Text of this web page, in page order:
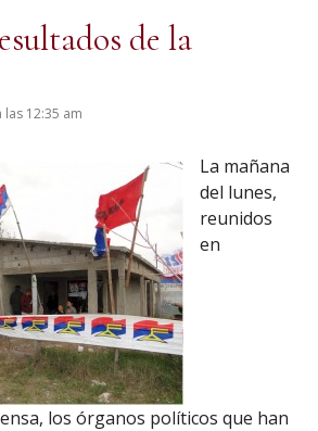
de la
12:35 am
La mañana
del lunes,
reunidos
en
los órganos políticos que han